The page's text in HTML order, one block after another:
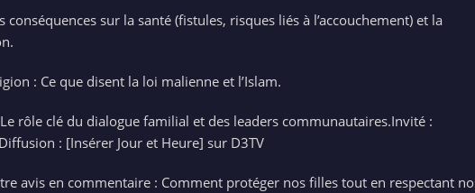
conséquences sur la santé (fistules, risques liés à l’accouchement) et la
: Ce que disent la loi malienne et l’Islam.
rôle clé du dialogue familial et des leaders communautaires.Invité :
: [Insérer Jour et Heure] sur D3TV
avis en commentaire : Comment protéger nos filles tout en respectant